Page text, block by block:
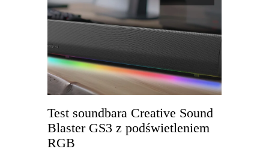
Test soundbara Creative Sound
Blaster GS3 z podświetleniem
RGB